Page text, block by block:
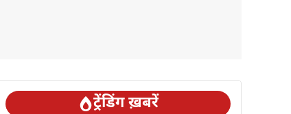
ट्रेंडिंग ख़बरें